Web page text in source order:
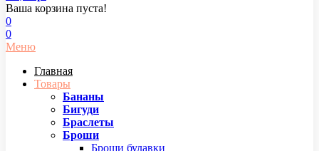
Ваша корзина пуста!
0
0
Меню
Главная
Товары
Бананы
Бигуди
Браслеты
Броши
Броши булавки